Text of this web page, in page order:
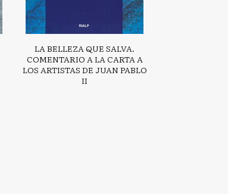
LA BELLEZA QUE SALVA.
COMENTARIO A LA CARTA A
LOS ARTISTAS DE JUAN PABLO
II